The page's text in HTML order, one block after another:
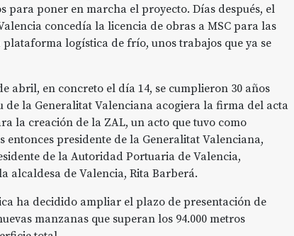
para poner en marcha el proyecto. Días después, el
concedía la licencia de obras a MSC para las
plataforma logística de frío, unos trabajos que ya se
abril, en concreto el día 14, se cumplieron 30 años
de la Generalitat Valenciana acogiera la firma del acta
la creación de la ZAL, un acto que tuvo como
entonces presidente de la Generalitat Valenciana,
de la Autoridad Portuaria de Valencia,
alcaldesa de Valencia, Rita Barberá.
ha decidido ampliar el plazo de presentación de
manzanas que superan los 94.000 metros